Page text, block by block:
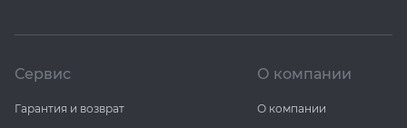
Сервис
Гарантия и возврат
О компании
О компании